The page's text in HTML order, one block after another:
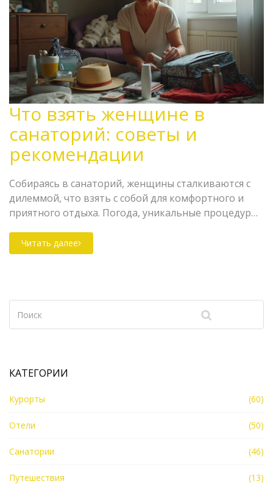
Что взять женщине в
санаторий: советы и
рекомендации
Собираясь в санаторий, женщины сталкиваются с
дилеммой, что взять с собой для комфортного и
приятного отдыха. Погода, уникальные процедуры
важных факторов, которые стоит учитывать при
подготовке к поездке. В статье вы найдете
комфортной и принесла только положительные
эмоции. Подробное руководство поможет ничего
не забыть и подготовиться к поездке без стресса и
Читать далее
КАТЕГОРИИ
Курорты (60)
Отели (50)
Санатории (46)
Путешествия (13)